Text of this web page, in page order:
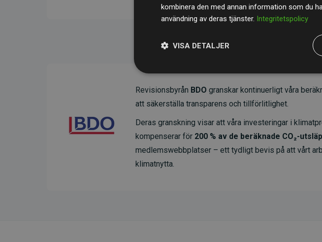
Revisionsbyrån BDO granskar kontinuerligt våra
att säkerställa transparens och tillförlitlighet.
Deras granskning visar att våra investeringar i
kompenserar för 200 % av de beräknade CO₂-
medlemswebbplatser – ett tydligt bevis på att vårt
klimatnytta.
kombinera den med annan information som du
användning av deras tjänster. Integritetspolicy
VISA DETALJER